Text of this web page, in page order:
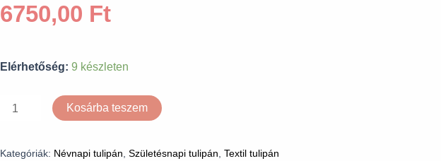
6750,00 Ft
Elérhetőség: 9 készleten
Kosárba teszem
Kategóriák: Névnapi tulipán Születésnapi tulipán Textil tulipán